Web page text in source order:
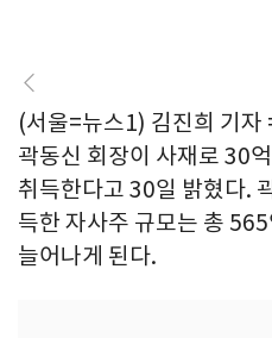
(서울=뉴스1) 김진희 기
곽동신 회장이 사재로 30
취득한다고 30일 밝혔다.
득한 자사주 규모는 총
늘어나게 된다.